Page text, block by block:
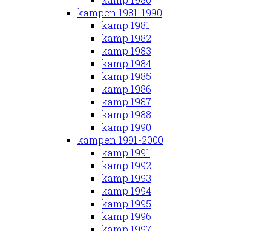
kampen 1981-1990
kamp 1981
kamp 1982
kamp 1983
kamp 1984
kamp 1985
kamp 1986
kamp 1987
kamp 1988
kamp 1990
kampen 1991-2000
kamp 1991
kamp 1992
kamp 1993
kamp 1994
kamp 1995
kamp 1996